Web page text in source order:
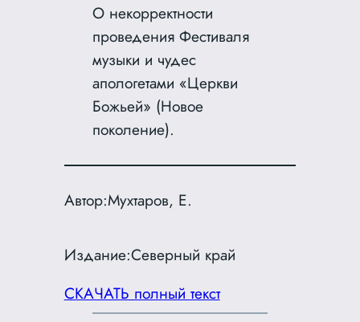
О некорректности
проведения Фестиваля
музыки и чудес
апологетами «Церкви
Божьей» (Новое
поколение).
Автор:Мухтаров, Е.
Издание:Северный край
СКАЧАТЬ полный текст